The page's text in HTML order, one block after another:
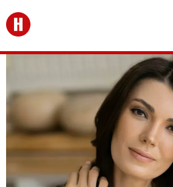
Перейти на главную